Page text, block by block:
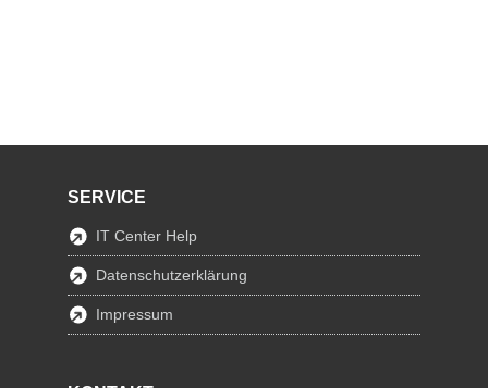
SERVICE
IT Center Help
Datenschutzerklärung
Impressum